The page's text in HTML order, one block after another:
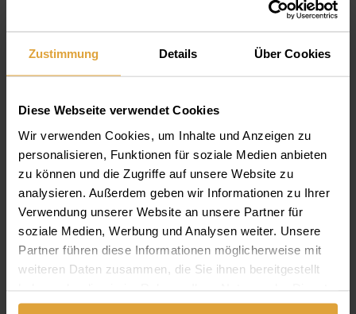
Zustimmung Details Über Cookies
Diese Webseite verwendet Cookies
Wir verwenden Cookies, um Inhalte und Anzeigen zu
personalisieren, Funktionen für soziale Medien anbieten
zu können und die Zugriffe auf unsere Website zu
analysieren. Außerdem geben wir Informationen zu Ihrer
Verwendung unserer Website an unsere Partner für
soziale Medien, Werbung und Analysen weiter. Unsere
Partner führen diese Informationen möglicherweise mit
weiteren Daten zusammen, die Sie ihnen bereitgestellt
haben oder die sie im Rahmen Ihrer Nutzung der Dienste
gesammelt haben.
Máté Kőcs
Wartungsmann